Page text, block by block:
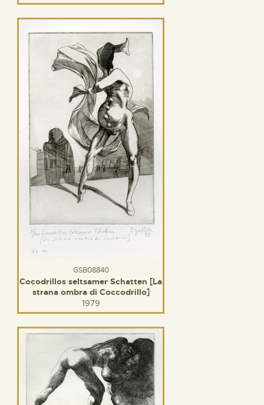
GSB08840
Cocodrillos seltsamer Schatten [La
strana ombra di Coccodrillo]
1979